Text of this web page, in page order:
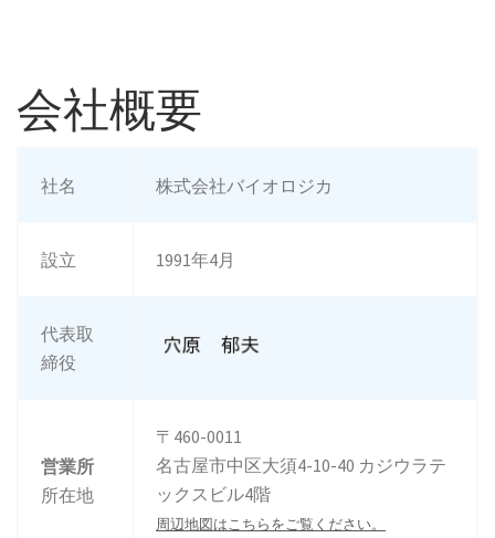
会社概要
社名 株式会社バイオロジカ
設立 1991年4月
代表取
締役
営業所
所在地
〒460-0011
名古屋市中区大須4-10-40 カジウラテ
ックスビル4階
周辺地図はこちらをご覧ください。